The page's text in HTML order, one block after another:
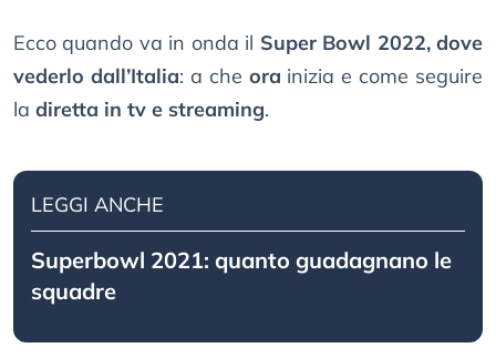
Ecco quando va in onda il Super Bowl 2022, dove
vederlo dall’Italia: a che ora inizia e come seguire
la diretta in tv e streaming.
LEGGI ANCHE
Superbowl 2021: quanto guadagnano le
squadre